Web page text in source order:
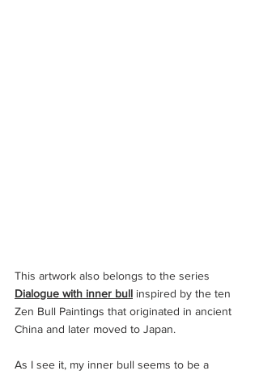
This artwork also belongs to the series
Dialogue with inner bull inspired by the ten
Zen Bull Paintings that originated in ancient
China and later moved to Japan.
As I see it, my inner bull seems to be a